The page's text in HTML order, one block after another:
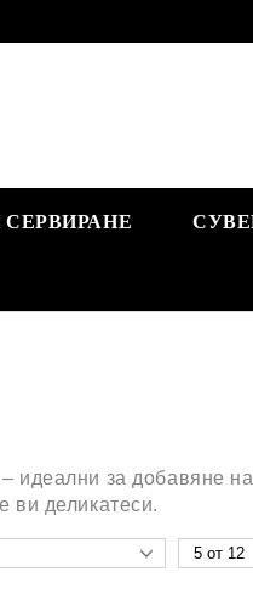
идеални за добавяне
ви деликатеси.